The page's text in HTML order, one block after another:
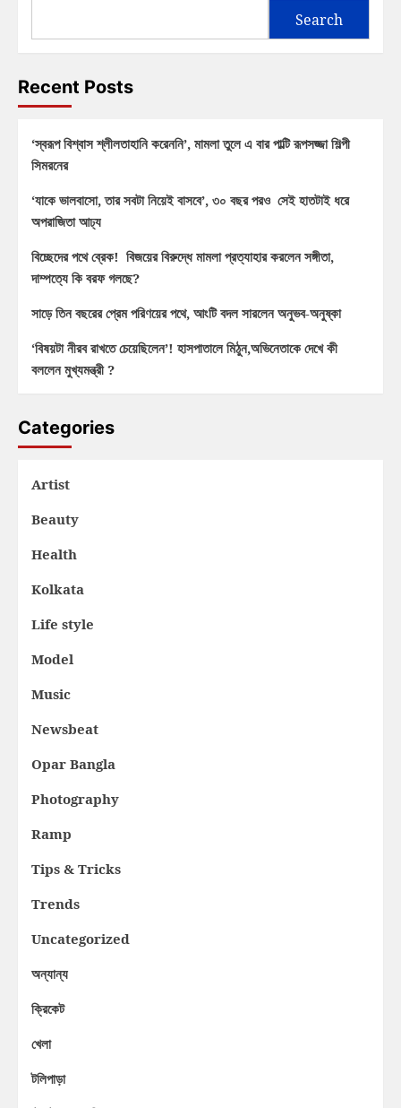
Search
Recent Posts
‘স্বরূপ বিশ্বাস শ্লীলতাহানি করেননি’, মামলা তুলে এ বার পাল্টি রূপসজ্জা শিল্পী
সিমরনের
‘যাকে ভালবাসো, তার সবটা নিয়েই বাসবে’, ৩০ বছর পরও সেই হাতটাই ধরে
অপরাজিতা আঢ্য
বিচ্ছেদের পথে ব্রেক! বিজয়ের বিরুদ্ধে মামলা প্রত্যাহার করলেন সঙ্গীতা,
দাম্পত্যে কি বরফ গলছে?
সাড়ে তিন বছরের প্রেম পরিণয়ের পথে, আংটি বদল সারলেন অনুভব-অনুষ্কা
‘বিষয়টা নীরব রাখতে চেয়েছিলেন’! হাসপাতালে মিঠুন,অভিনেতাকে দেখে কী
বললেন মুখ্যমন্ত্রী ?
Categories
Artist
Beauty
Health
Kolkata
Life style
Model
Music
Newsbeat
Opar Bangla
Photography
Ramp
Tips & Tricks
Trends
Uncategorized
অন্যান্য
ক্রিকেট
খেলা
টলিপাড়া